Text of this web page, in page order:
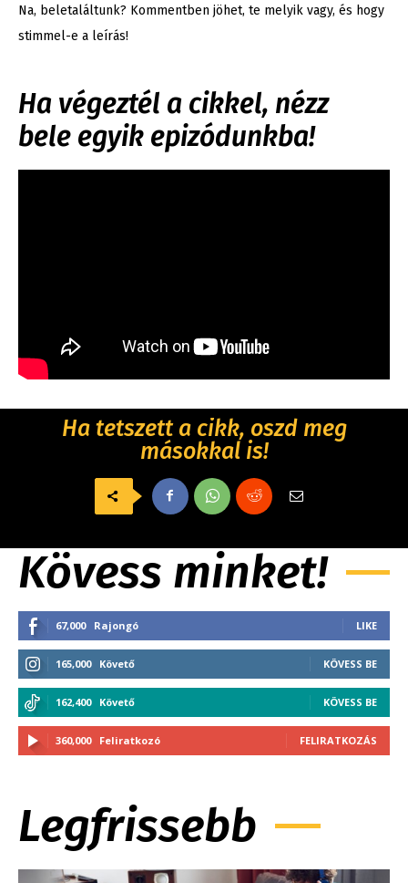
Na, beletaláltunk? Kommentben jöhet, te melyik vagy, és hogy
stimmel-e a leírás!
Ha végeztél a cikkel, nézz
bele egyik epizódunkba!
Ha tetszett a cikk, oszd meg
másokkal is!
Kövess minket!
67,000 Rajongó LIKE
165,000 Követő KÖVESS BE
162,400 Követő KÖVESS BE
360,000 Feliratkozó FELIRATKOZÁS
Legfrissebb